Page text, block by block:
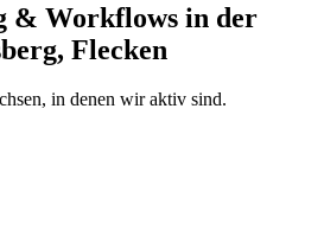
& Workflows in der
Flecken
, in denen wir aktiv sind.